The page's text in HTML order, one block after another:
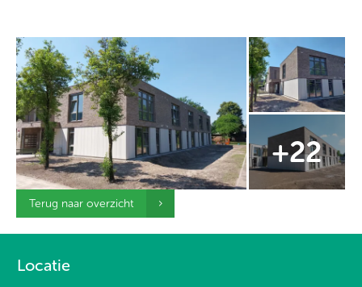
Terug naar overzicht
Locatie